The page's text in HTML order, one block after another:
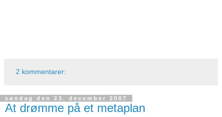
2 kommentarer:
søndag den 23. december 2007
At drømme på et metaplan